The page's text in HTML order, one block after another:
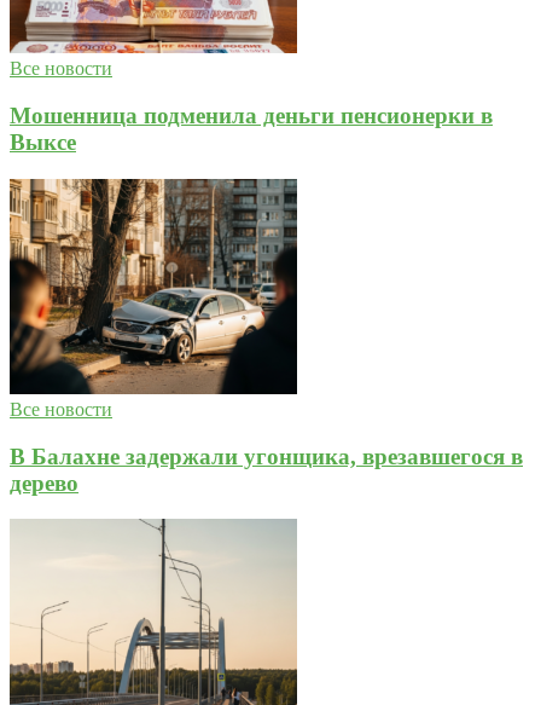
Все новости
Мошенница подменила деньги пенсионерки в
Выксе
Все новости
В Балахне задержали угонщика, врезавшегося в
дерево